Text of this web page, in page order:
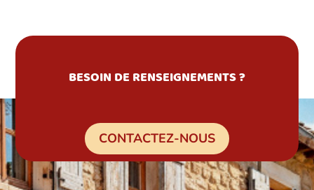
BESOIN DE RENSEIGNEMENTS ?
CONTACTEZ-NOUS